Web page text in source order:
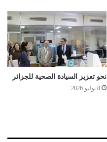
نحو تعزيز السيادة الصحية للجزائر
8 يوليو 2026